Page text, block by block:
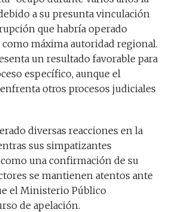
a su presunta vinculación
que habría operado
máxima autoridad regional.
un resultado favorable para
específico, aunque el
otros procesos judiciales
diversas reacciones en la
sus simpatizantes
una confirmación de su
se mantienen atentos ante
el Ministerio Público
de apelación.